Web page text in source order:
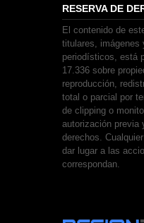
RESERVA DE
El contenido de
titulares, imágenes
periodísticos, está
17.336 sobre
reproducción,
total o parcial por
de clipping o
autorización previa
derechos.
dar lugar a las
correspondan.